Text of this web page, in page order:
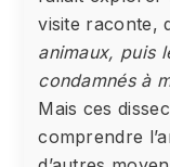
visite raconte,
animaux, puis
condamnés à
Mais ces
comprendre